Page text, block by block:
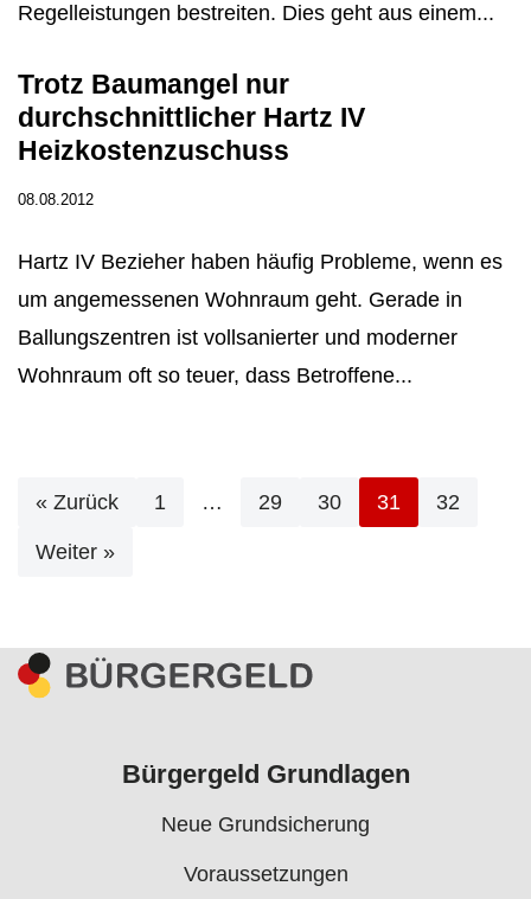
Regelleistungen bestreiten. Dies geht aus einem...
Trotz Baumangel nur
durchschnittlicher Hartz IV
Heizkostenzuschuss
08.08.2012
Hartz IV Bezieher haben häufig Probleme, wenn es
um angemessenen Wohnraum geht. Gerade in
Ballungszentren ist vollsanierter und moderner
Wohnraum oft so teuer, dass Betroffene...
« Zurück 1 … 29 30 31 32
Weiter »
Bürgergeld Grundlagen
Neue Grundsicherung
Voraussetzungen